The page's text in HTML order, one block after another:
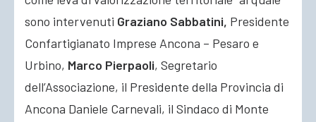
sono intervenuti Graziano Sabbatini, Presidente
Confartigianato Imprese Ancona – Pesaro e
Urbino, Marco Pierpaoli, Segretario
dell’Associazione, il Presidente della Provincia di
Ancona Daniele Carnevali, il Sindaco di Monte